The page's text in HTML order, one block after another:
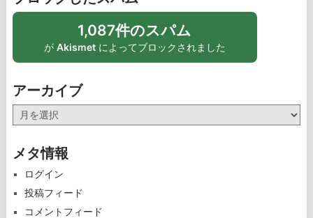
1,087件のスパム
が Akismetによってブロックされました
アーカイブ
ー
イ
メタ情報
ログイン
投稿フィード
コメントフィード